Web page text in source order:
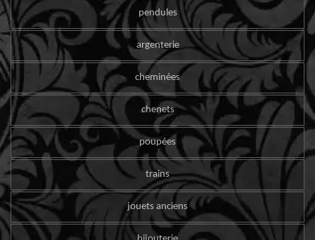
pendules
argenterie
cheminées
chenets
poupées
trains
jouets anciens